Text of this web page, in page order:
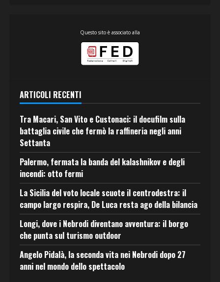
Questo sito è associato alla
ARTICOLI RECENTI
Tra Macari, San Vito e Custonaci: il docufilm sulla
battaglia civile che fermò la raffineria negli anni
Settanta
Palermo, fermata la banda del kalashnikov e degli
incendi: otto fermi
La Sicilia del voto locale scuote il centrodestra: il
campo largo respira, De Luca resta ago della bilancia
Longi, dove i Nebrodi diventano avventura: il borgo
che punta sul turismo outdoor
Angelo Pidalà, la seconda vita nei Nebrodi dopo 27
anni nel mondo dello spettacolo